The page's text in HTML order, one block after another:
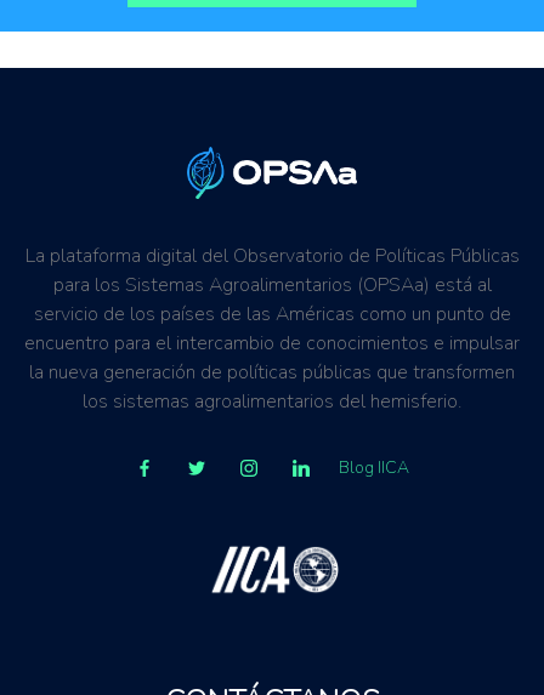
La plataforma digital del Observatorio de Políticas Públicas
para los Sistemas Agroalimentarios (OPSAa) está al
servicio de los países de las Américas como un punto de
encuentro para el intercambio de conocimientos e impulsar
la nueva generación de políticas públicas que transformen
los sistemas agroalimentarios del hemisferio.
Blog IICA